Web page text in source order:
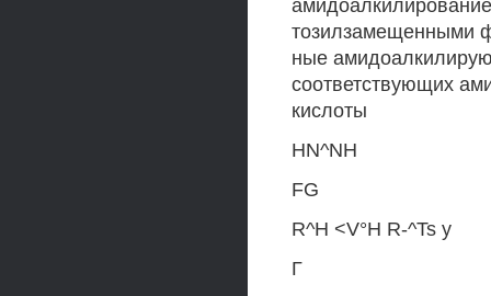
тозилзамещенными
ные
соответствующих
кислоты
HN^NH
FG
R^H <V°H R-^Ts y
Г